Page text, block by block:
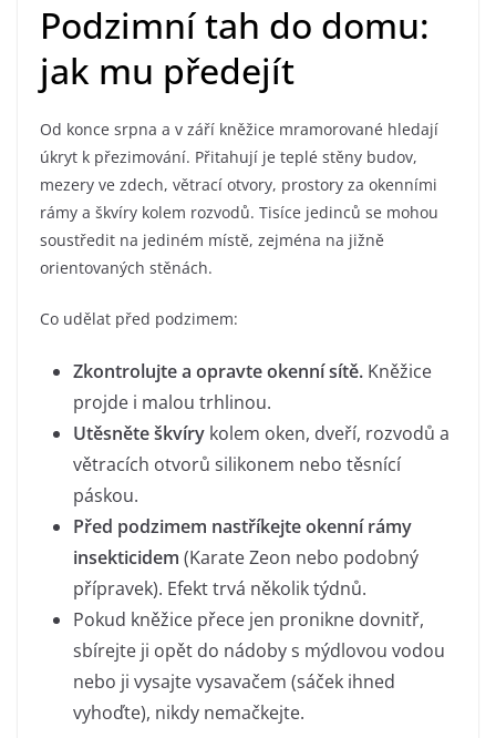
Podzimní tah do domu:
jak mu předejít
Od konce srpna a v září kněžice mramorované hledají
úkryt k přezimování. Přitahují je teplé stěny budov,
mezery ve zdech, větrací otvory, prostory za okenními
rámy a škvíry kolem rozvodů. Tisíce jedinců se mohou
soustředit na jediném místě, zejména na jižně
orientovaných stěnách.
Co udělat před podzimem:
Zkontrolujte a opravte okenní sítě. Kněžice
projde i malou trhlinou.
Utěsněte škvíry kolem oken, dveří, rozvodů a
větracích otvorů silikonem nebo těsnící
páskou.
Před podzimem nastříkejte okenní rámy
insekticidem (Karate Zeon nebo podobný
přípravek). Efekt trvá několik týdnů.
Pokud kněžice přece jen pronikne dovnitř,
sbírejte ji opět do nádoby s mýdlovou vodou
nebo ji vysajte vysavačem (sáček ihned
vyhoďte), nikdy nemačkejte.